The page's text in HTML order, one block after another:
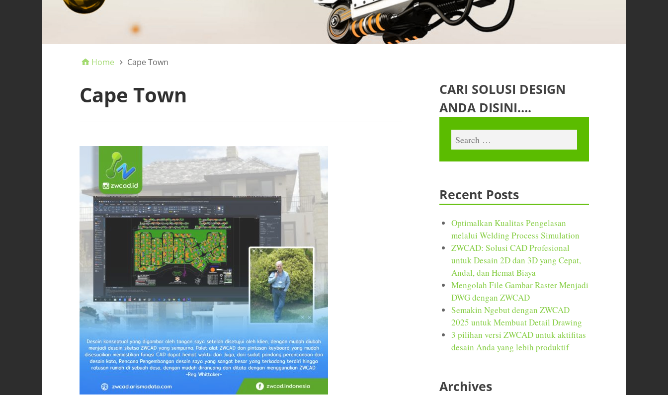
Home Cape Town
Cape Town
CARI SOLUSI DESIGN
ANDA DISINI….
Recent Posts
Optimalkan Kualitas Pengelasan
melalui Welding Process Simulation
ZWCAD: Solusi CAD Profesional
untuk Desain 2D dan 3D yang Cepat,
Andal, dan Hemat Biaya
Mengolah File Gambar Raster Menjadi
DWG dengan ZWCAD
Semakin Ngebut dengan ZWCAD
2025 untuk Membuat Detail Drawing
3 pilihan versi ZWCAD untuk aktifitas
desain Anda yang lebih produktif
Archives